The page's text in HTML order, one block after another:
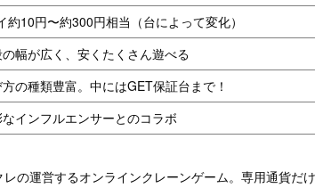
約10円〜約300円相当（台によって変化）
の幅が広く、安くたくさん遊べる
の種類豊富。中にはGET保証台まで！
なインフルエンサーとのコラボ
の運営するオンラインクレーンゲーム。専用通貨だ